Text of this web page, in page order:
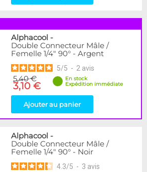
Alphacool -
Double Connecteur Mâle /
Femelle 1/4" 90° - Argent
5/5 - 2 avis
5,40 €
3,10 €
En stock
Expédition immédiate
Ajouter au panier
Alphacool -
Double Connecteur Mâle /
Femelle 1/4" 90° - Noir
4.3/5 - 3 avis